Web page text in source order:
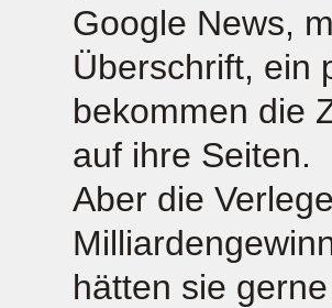
Google News,
Überschrift, ein
bekommen die
auf ihre Seiten.
Aber die
hätten sie